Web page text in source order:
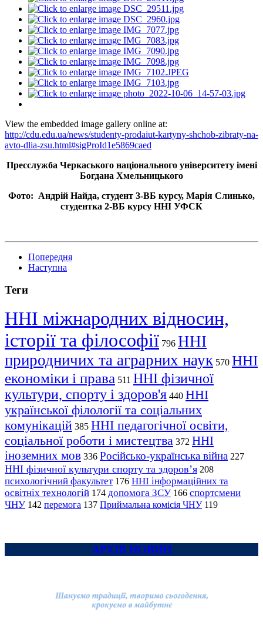
View the embedded image gallery online at:
http://cdu.edu.ua/news/studenty-prodaiut-kartyny-shchob-zibraty-na-
avto-dlia-zsu.html#sigProId1e5869caed
Пресслужба Черкаського національного університету імені
Богдана Хмельницького
Фото: Андрій Найда, студент 3-ВБ курсу, Марія Слинько,
студентка 2-ВБ курсу ННІ УФСК
Попередня
Наступна
Теги
ННІ міжнародних відносин,
історії та філософії 796 ННІ
природничих та аграрних наук 570 ННІ
економіки і права 511 ННІ фізичної
культури, спорту і здоров'я 440 ННІ
української філології та соціальних
комунікацій 385 ННІ педагогічної освіти,
соціальної роботи і мистецтва 372 ННІ
іноземних мов 336 Російсько-українська війна 227
ННІ фізичної культури спорту та здоров’я 208
психологічний факультет 176 ННІ інформаційних та
освітніх технологій 174 допомога ЗСУ 166 спортсмени
ЧНУ 142 перемога 137 Приймальна комісія ЧНУ 119
АРХІВ НОВИН